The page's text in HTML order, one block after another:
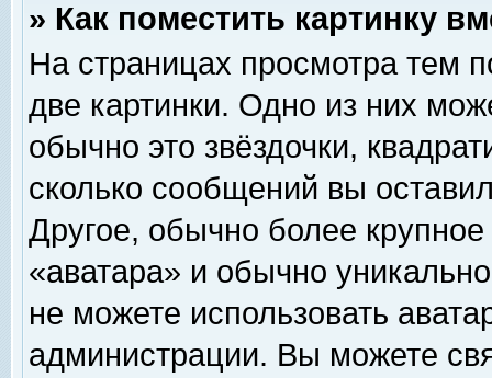
» Как поместить картинку
На страницах просмотра тем
две картинки. Одно из них
обычно это звёздочки,
сколько сообщений вы
Другое, обычно более
«аватара» и обычно
не можете использовать
администрации. Вы можете